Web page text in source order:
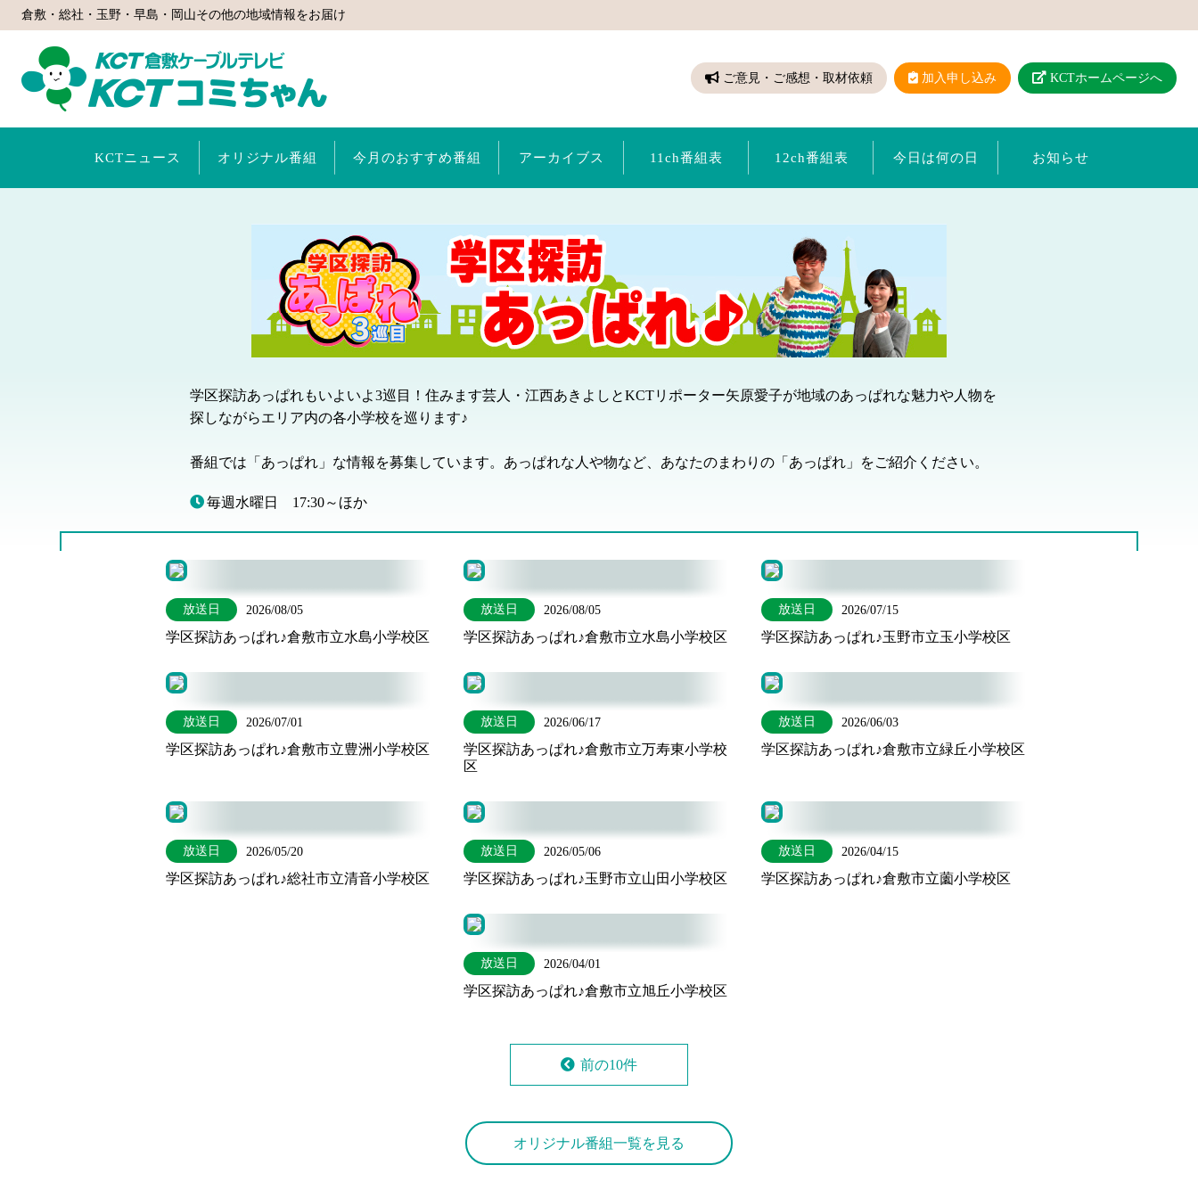
倉敷・総社・玉野・早島・岡山その他の地域情報をお届け
ご意見・ご感想・取材依頼 加入申し込み KCTホームページへ
KCTニュース オリジナル番組 今月のおすすめ番組 アーカイブス 11ch番組表 12ch番組表 今日は何の日 お知らせ
学区探訪あっぱれもいよいよ3巡目！住みます芸人・江西あきよしとKCTリポーター矢原愛子が地域のあっぱれな魅力や人物を
探しながらエリア内の各小学校を巡ります♪
番組では「あっぱれ」な情報を募集しています。あっぱれな人や物など、あなたのまわりの「あっぱれ」をご紹介ください。
毎週水曜日 17:30～ほか
放送日 2026/08/05
学区探訪あっぱれ♪倉敷市立水島小学校区
放送日 2026/08/05
学区探訪あっぱれ♪倉敷市立水島小学校区
放送日 2026/07/15
学区探訪あっぱれ♪玉野市立玉小学校区
放送日 2026/07/01
学区探訪あっぱれ♪倉敷市立豊洲小学校区
放送日 2026/06/17
学区探訪あっぱれ♪倉敷市立万寿東小学校
区
放送日 2026/06/03
学区探訪あっぱれ♪倉敷市立緑丘小学校区
放送日 2026/05/20
学区探訪あっぱれ♪総社市立清音小学校区
放送日 2026/05/06
学区探訪あっぱれ♪玉野市立山田小学校区
放送日 2026/04/15
学区探訪あっぱれ♪倉敷市立薗小学校区
放送日 2026/04/01
学区探訪あっぱれ♪倉敷市立旭丘小学校区
前の10件
オリジナル番組一覧を見る